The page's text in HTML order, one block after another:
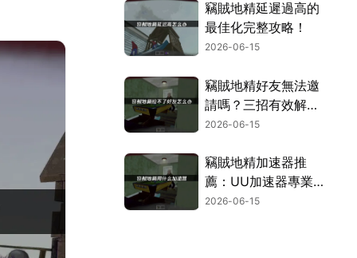
竊賊地精延遲過高的
最佳化完整攻略！
2026-06-15
竊賊地精好友無法邀
請嗎？三招有效解決
方案報你知！
2026-06-15
竊賊地精加速器推
薦：UU加速器專業
優化助你暢玩！
2026-06-15